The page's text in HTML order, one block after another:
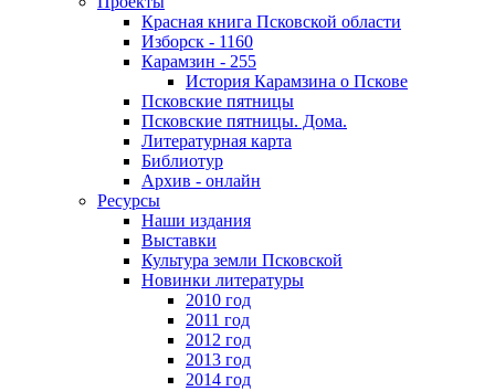
Красная книга Псковской области
Изборск - 1160
Карамзин - 255
История Карамзина о Пскове
Псковские пятницы
Псковские пятницы. Дома.
Литературная карта
Библиотур
Архив - онлайн
Ресурсы
Наши издания
Выставки
Культура земли Псковской
Новинки литературы
2010 год
2011 год
2012 год
2013 год
2014 год